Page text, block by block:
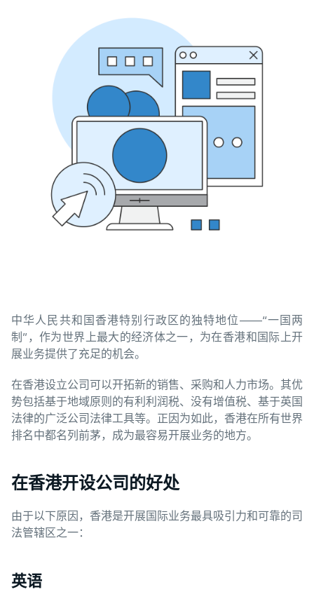
中华人民共和国香港特别行政区的独特地位——“一国两
制”，作为世界上最大的经济体之一，为在香港和国际上开
展业务提供了充足的机会。
在香港设立公司可以开拓新的销售、采购和人力市场。其优
势包括基于地域原则的有利利润税、没有增值税、基于英国
法律的广泛公司法律工具等。正因为如此，香港在所有世界
排名中都名列前茅，成为最容易开展业务的地方。
在香港开设公司的好处
由于以下原因，香港是开展国际业务最具吸引力和可靠的司
法管辖区之一：
英语